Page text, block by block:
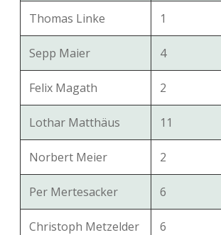
Thomas Linke 1
Sepp Maier 4
Felix Magath 2
Lothar Matthäus 11
Norbert Meier 2
Per Mertesacker 6
Christoph Metzelder 6